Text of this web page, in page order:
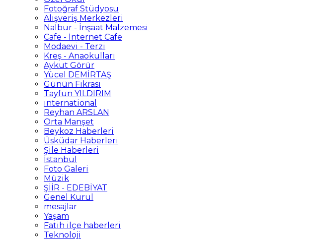
Fotoğraf Stüdyosu
Alışveriş Merkezleri
Nalbur - İnşaat Malzemesi
Cafe - İnternet Cafe
Modaevi - Terzi
Kreş - Anaokulları
Aykut Görür
Yücel DEMİRTAŞ
Günün Fıkrası
Tayfun YILDIRIM
ınternational
Reyhan ARSLAN
Orta Manşet
Beykoz Haberleri
Üsküdar Haberleri
Şile Haberleri
İstanbul
Foto Galeri
Müzik
ŞİİR - EDEBİYAT
Genel Kurul
mesajlar
Yaşam
Fatih ilçe haberleri
Teknoloji